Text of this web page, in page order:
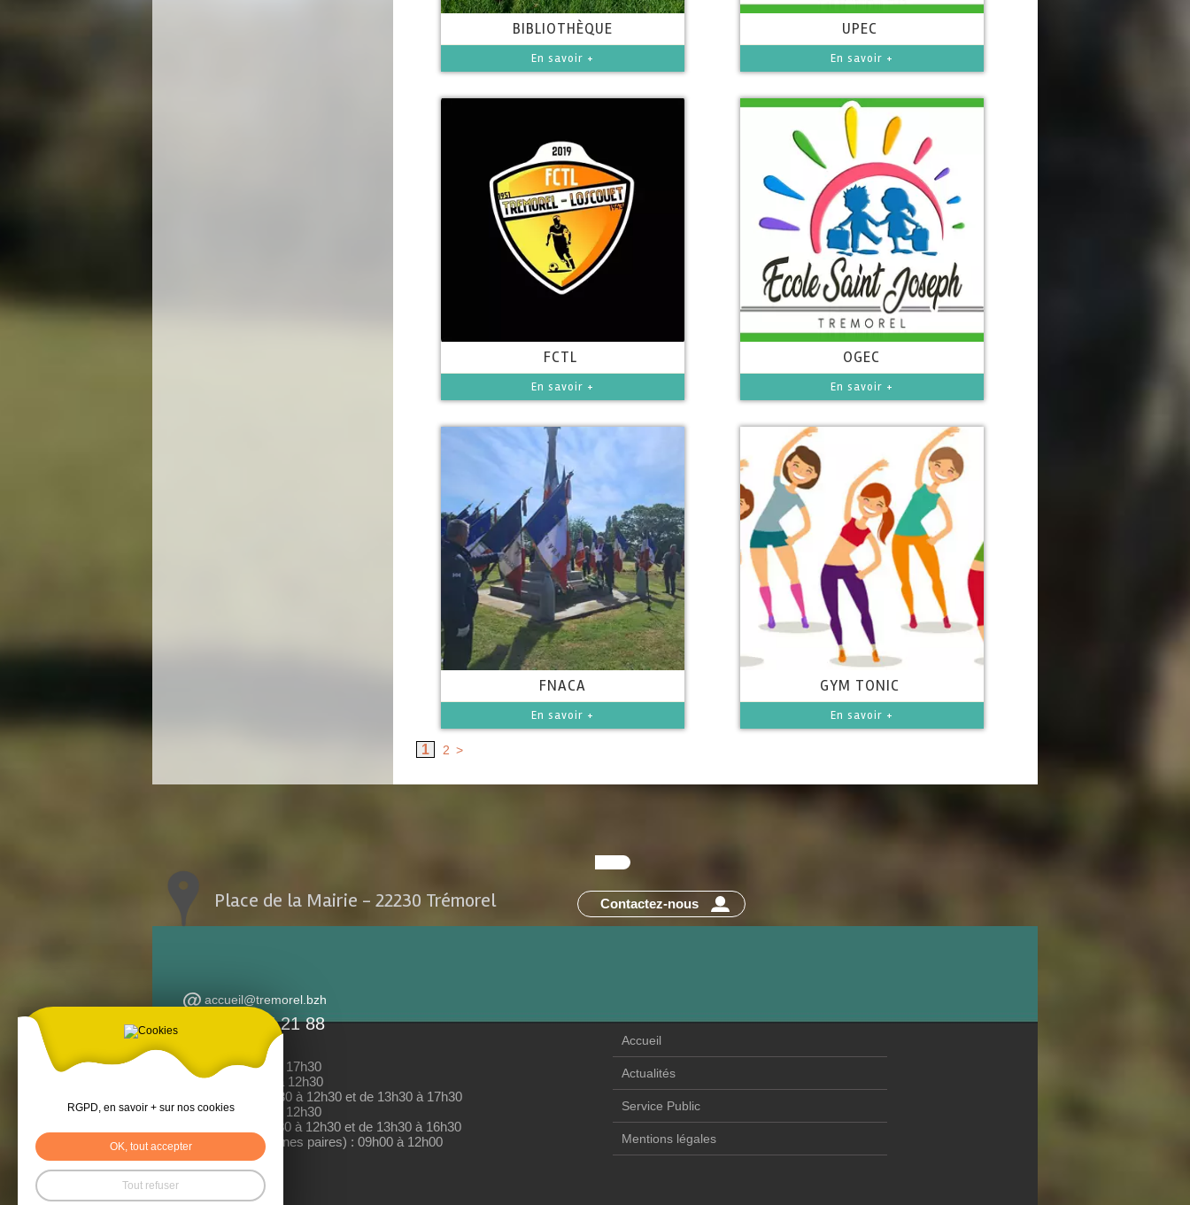
BIBLIOTHÈQUE
En savoir +
UPEC
En savoir +
FCTL
En savoir +
OGEC
En savoir +
FNACA
En savoir +
GYM TONIC
En savoir +
1 2 >
accueil@tremorel.bzh
02 96 25 21 88
Lundi : 13h30 à 17h30
Mardi : 08h30 à 12h30
Mercredi : 08h30 à 12h30 et de 13h30 à 17h30
Jeudi : 08h30 à 12h30
Vendredi : 08h30 à 12h30 et de 13h30 à 16h30
Samedi (semaines paires) : 09h00 à 12h00
Accueil
Actualités
Service Public
Mentions légales
Place de la Mairie - 22230 Trémorel Contactez-nous
RGPD, en savoir + sur nos cookies
OK, tout accepter
Tout refuser